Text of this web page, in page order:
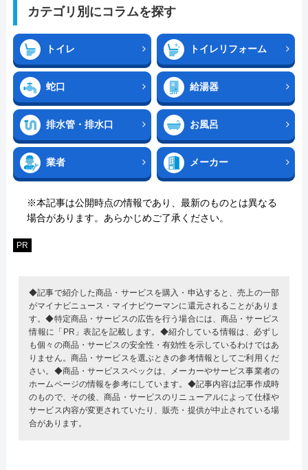
カテゴリ別にコラムを探す
トイレ トイレリフォーム
蛇口 給湯器
排水管・排水口 お風呂
業者 メーカー
※本記事は公開時点の情報であり、最新のものとは異なる
場合があります。あらかじめご了承ください。
PR
◆記事で紹介した商品・サービスを購入・申込すると、売上の一部
がマイナビニュース・マイナビウーマンに還元されることがありま
す。◆特定商品・サービスの広告を行う場合には、商品・サービス
情報に「PR」表記を記載します。◆紹介している情報は、必ずし
も個々の商品・サービスの安全性・有効性を示しているわけではあ
りません。商品・サービスを選ぶときの参考情報としてご利用くだ
さい。◆商品・サービススペックは、メーカーやサービス事業者の
ホームページの情報を参考にしています。◆記事内容は記事作成時
のもので、その後、商品・サービスのリニューアルによって仕様や
サービス内容が変更されていたり、販売・提供が中止されている場
合があります。